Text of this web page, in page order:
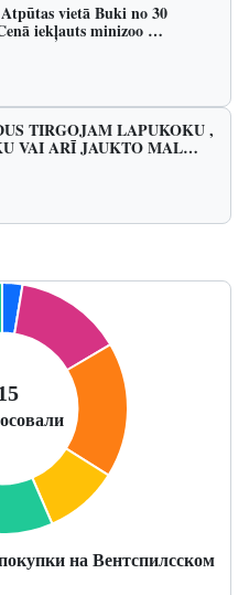
vietā Buki no 30
iekļauts minizoo …
TIRGOJAM LAPUKOKU ,
VAI ARĪ JAUKTO MAL…
на Вентспилсском